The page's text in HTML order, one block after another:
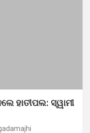
ହାତୀପଲ: ସ୍ୱାମୀ